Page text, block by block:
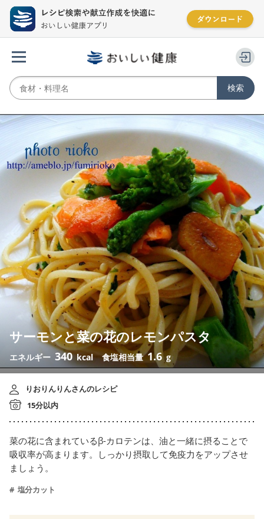
サーモンと菜の花のレモンパスタ
エネルギー 340 kcal 食塩相当量1.6 g
りおりんりんさんのレシピ
15分以内
菜の花に含まれているβ-カロテンは、油と一緒に摂ることで
吸収率が高まります。しっかり摂取して免疫力をアップさせ
ましょう。
塩分カット